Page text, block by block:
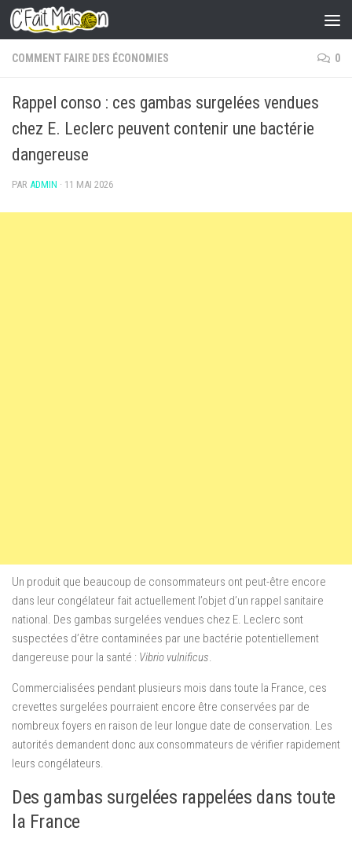
Skip to content
COMMENT FAIRE DES ÉCONOMIES 0
Rappel conso : ces gambas surgelées vendues
chez E. Leclerc peuvent contenir une bactérie
dangereuse
PAR ADMIN · 11 MAI 2026
Un produit que beaucoup de consommateurs ont peut-être encore
dans leur congélateur fait actuellement l’objet d’un rappel sanitaire
national. Des gambas surgelées vendues chez E. Leclerc sont
suspectées d’être contaminées par une bactérie potentiellement
dangereuse pour la santé : Vibrio vulnificus.
Commercialisées pendant plusieurs mois dans toute la France, ces
crevettes surgelées pourraient encore être conservées par de
nombreux foyers en raison de leur longue date de conservation. Les
autorités demandent donc aux consommateurs de vérifier rapidement
leurs congélateurs.
Des gambas surgelées rappelées dans toute
la France